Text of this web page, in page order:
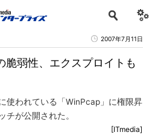
2007年7月11日
脆弱性、エクスプロイトも
使われている「WinPcap」に権限昇
チが公開された。
[ITmedia]